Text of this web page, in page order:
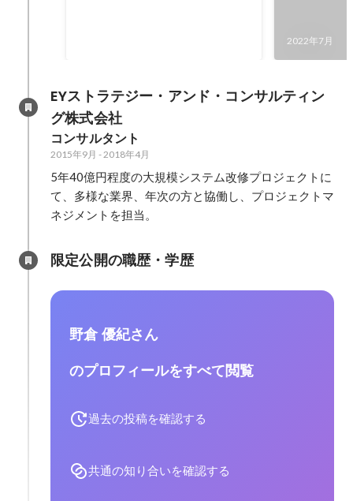
2022年7月
EYストラテジー・アンド・コンサルティン
グ株式会社
コンサルタント
2015年9月 -2018年4月
5年40億円程度の大規模システム改修プロジェクトに
て、多様な業界、年次の方と協働し、プロジェクトマ
ネジメントを担当。
限定公開の職歴・学歴
野倉 優紀さん
のプロフィールをすべて閲覧
過去の投稿を確認する
共通の知り合いを確認する